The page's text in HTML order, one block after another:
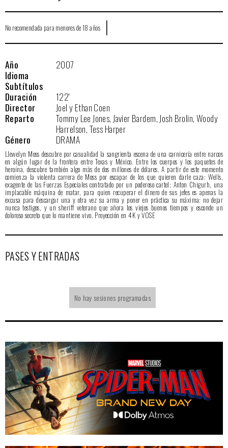
No recomendada para menores de 18 años |
Año
2007
Idioma
Subtítulos
Duración
122'
Director
Joel y Ethan Coen
Reparto
Tommy Lee Jones, Javier Bardem, Josh Brolin, Woody
Harrelson, Tess Harper
Género
DRAMA
Llewelyn Moss descubre por casualidad la sangrienta escena de una carnicería entre narcos
en algún lugar de la frontera entre Texas y México. Entre los cuerpos y los paquetes de
heroína, descubre también algo más de dos millones de dólares. A partir de este momento
comienza la violenta carrera de Moss por escapar de los que quieren darle caza: Wells,
exagente de las Fuerzas Especiales contratado por un poderoso cartel; Anton Chigurh, una
implacable máquina de matar, para quien recuperar el dinero de sus jefes es apenas la
excusa para descargar una y otra vez su arma y poner en práctica su máxima: no dejar
nunca testigos, y un sheriff veterano que añora los viejos buenos tiempos y esconde un
doloroso secreto que lo mantiene vivo. Proyección en 4K y VOSE
PASES Y ENTRADAS
No hay sesiones programadas